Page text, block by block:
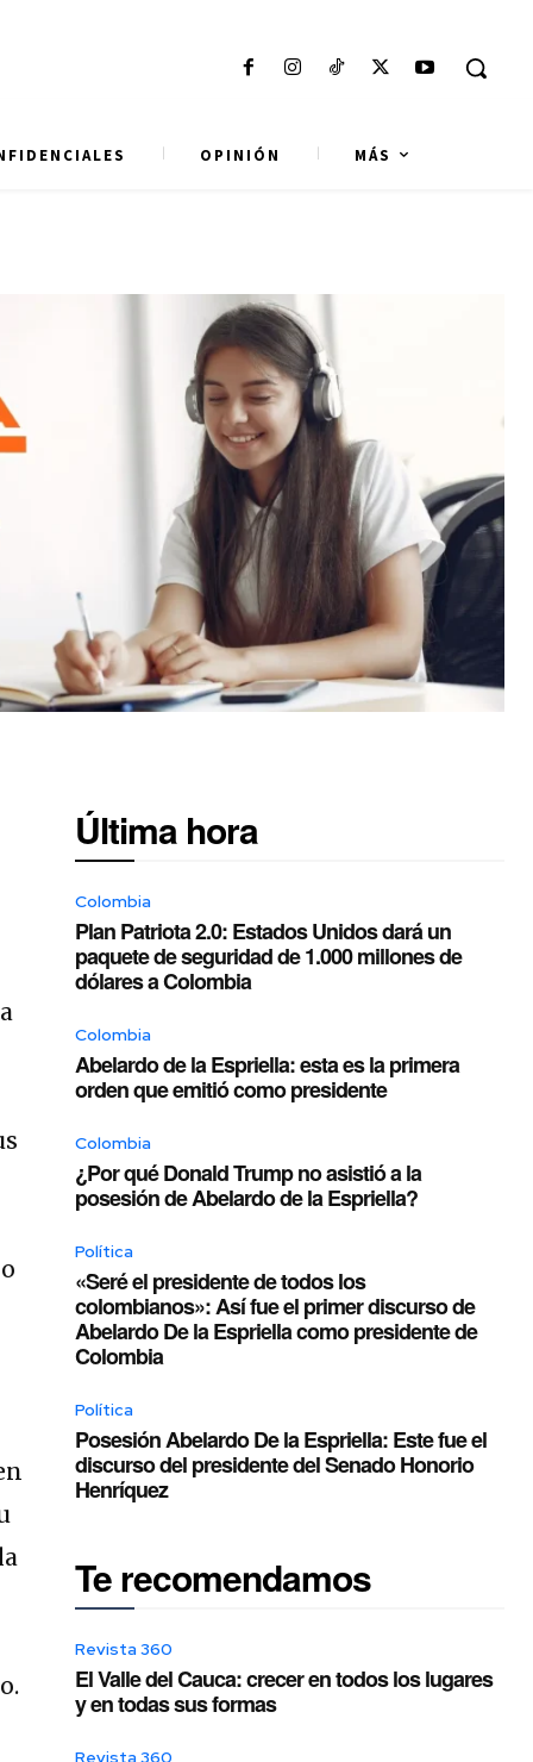
OPINIÓN MÁS
Última hora
Colombia
Plan Patriota 2.0: Estados Unidos dará un
paquete de seguridad de 1.000 millones de
dólares a Colombia
Colombia
Abelardo de la Espriella: esta es la primera
orden que emitió como presidente
Colombia
¿Por qué Donald Trump no asistió a la
posesión de Abelardo de la Espriella?
Política
«Seré el presidente de todos los
colombianos»: Así fue el primer discurso de
Abelardo De la Espriella como presidente de
Colombia
Política
Posesión Abelardo De la Espriella: Este fue el
discurso del presidente del Senado Honorio
Henríquez
Te recomendamos
Revista 360
El Valle del Cauca: crecer en todos los lugares
y en todas sus formas
Revista 360